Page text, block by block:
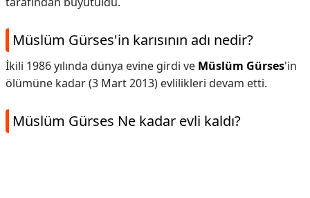
Müslüm Gürses'in karısının adı nedir?
İkili 1986 yılında dünya evine girdi ve Müslüm Gürses'in
ölümüne kadar (3 Mart 2013) evlilikleri devam etti.
Müslüm Gürses Ne kadar evli kaldı?